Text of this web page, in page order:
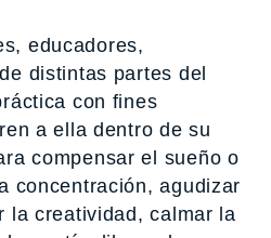
educadores,
distintas partes del
con fines
a ella dentro de su
compensar el sueño o
concentración, agudizar
la creatividad, calmar la